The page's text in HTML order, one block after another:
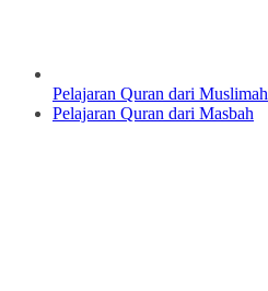
Pelajaran Quran dari Muslimah
Pelajaran Quran dari Masbah